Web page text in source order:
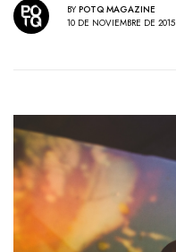
BY POTQ MAGAZINE
10 DE NOVIEMBRE DE 2015